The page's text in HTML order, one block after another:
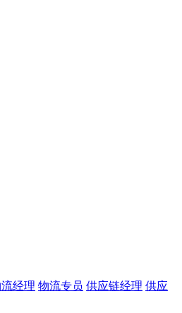
经理 物流专员 供应链经理 供应